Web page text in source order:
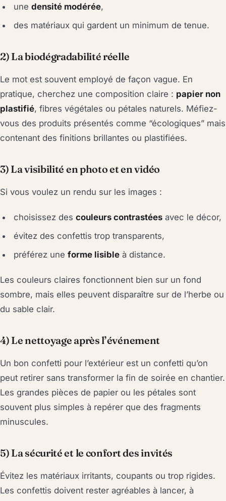
unedensité modérée,
des matériaux qui gardent un minimum de tenue.
2) La biodégradabilité réelle
Le mot est souvent employé de façon vague. En
pratique, cherchez une composition claire : papier non
plastifié, fibres végétales ou pétales naturels. Méfiez-
vous des produits présentés comme “écologiques” mais
contenant des finitions brillantes ou plastifiées.
3) La visibilité en photo et en vidéo
Si vous voulez un rendu sur les images :
choisissez descouleurs contrastées avec le décor,
évitez des confettis trop transparents,
préférez uneforme lisible à distance.
Les couleurs claires fonctionnent bien sur un fond
sombre, mais elles peuvent disparaître sur de l’herbe ou
du sable clair.
4) Le nettoyage après l’événement
Un bon confetti pour l’extérieur est un confetti qu’on
peut retirer sans transformer la fin de soirée en chantier.
Les grandes pièces de papier ou les pétales sont
souvent plus simples à repérer que des fragments
minuscules.
5) La sécurité et le confort des invités
Évitez les matériaux irritants, coupants ou trop rigides.
Les confettis doivent rester agréables à lancer, à